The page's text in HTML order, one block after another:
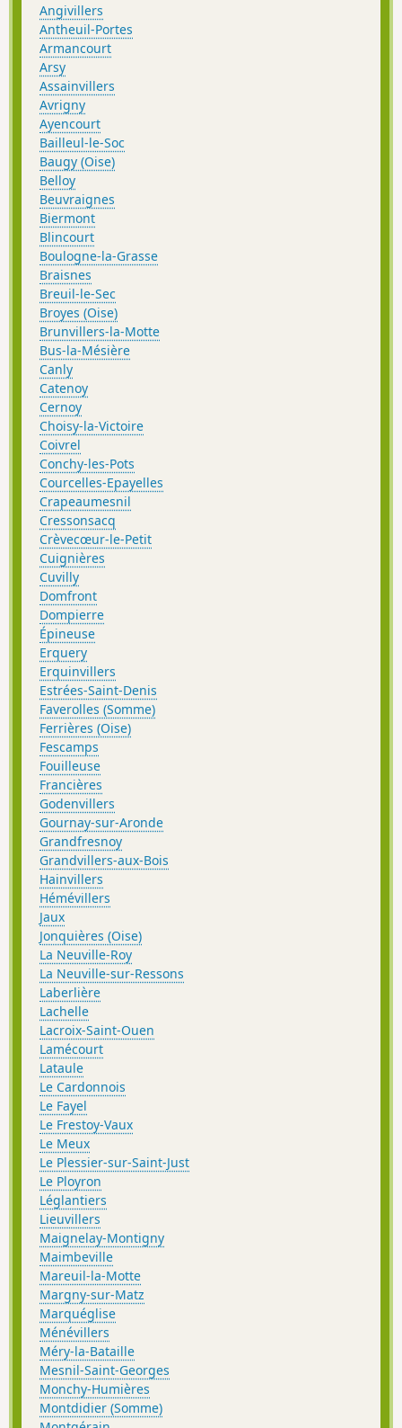
Angivillers
Antheuil-Portes
Armancourt
Arsy
Assainvillers
Avrigny
Ayencourt
Bailleul-le-Soc
Baugy (Oise)
Belloy
Beuvraignes
Biermont
Blincourt
Boulogne-la-Grasse
Braisnes
Breuil-le-Sec
Broyes (Oise)
Brunvillers-la-Motte
Bus-la-Mésière
Canly
Catenoy
Cernoy
Choisy-la-Victoire
Coivrel
Conchy-les-Pots
Courcelles-Epayelles
Crapeaumesnil
Cressonsacq
Crèvecœur-le-Petit
Cuignières
Cuvilly
Domfront
Dompierre
Épineuse
Erquery
Erquinvillers
Estrées-Saint-Denis
Faverolles (Somme)
Ferrières (Oise)
Fescamps
Fouilleuse
Francières
Godenvillers
Gournay-sur-Aronde
Grandfresnoy
Grandvillers-aux-Bois
Hainvillers
Hémévillers
Jaux
Jonquières (Oise)
La Neuville-Roy
La Neuville-sur-Ressons
Laberlière
Lachelle
Lacroix-Saint-Ouen
Lamécourt
Lataule
Le Cardonnois
Le Fayel
Le Frestoy-Vaux
Le Meux
Le Plessier-sur-Saint-Just
Le Ployron
Léglantiers
Lieuvillers
Maignelay-Montigny
Maimbeville
Mareuil-la-Motte
Margny-sur-Matz
Marquéglise
Ménévillers
Méry-la-Bataille
Mesnil-Saint-Georges
Monchy-Humières
Montdidier (Somme)